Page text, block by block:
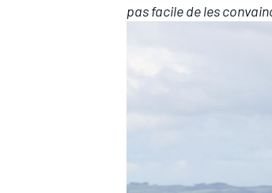
pas facile de les